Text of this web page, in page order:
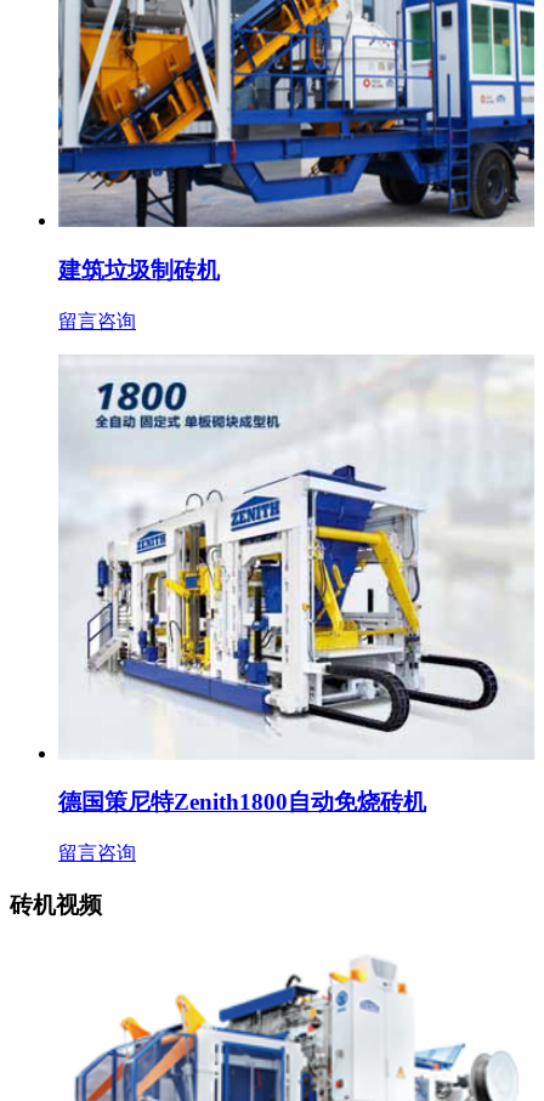
建筑垃圾制砖机
留言咨询
德国策尼特Zenith1800自动免烧砖机
留言咨询
砖机视频